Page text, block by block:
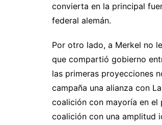
convierta en la principal
federal alemán.
Por otro lado, a Merkel no
que compartió gobierno
las primeras proyecciones
campaña una alianza con
coalición con mayoría en el
coalición con una amplitud